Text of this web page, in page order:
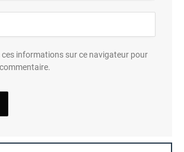
ces informations sur ce navigateur pour